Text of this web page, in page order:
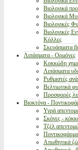
Βιολογικά
Βιολογικά
Βιολογικές
Βιολογικές
Κόλλες
Σκευάσματα
Λιπάσματα - Ορμόνες
Κοκκώδη
Λιπάσματα
Ρυθμιστές
Βελτιωτικά
Προσφορές
Βιοκτόνα -
Υγρά
Σκόνες -
Τζέλ
Απωθητικά